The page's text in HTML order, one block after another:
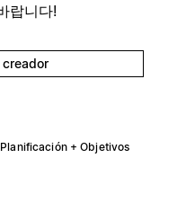
랍니다!
Planificación + Objetivos